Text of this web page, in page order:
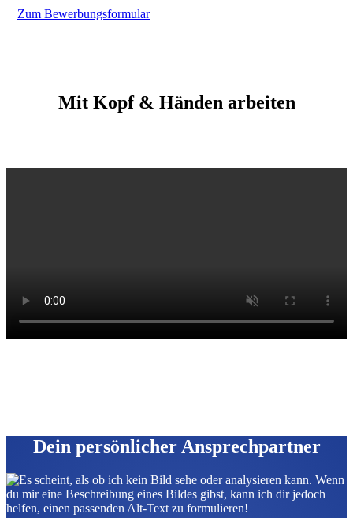
Zum Bewerbungsformular
Mit Kopf & Händen arbeiten
Dein persönlicher Ansprechpartner